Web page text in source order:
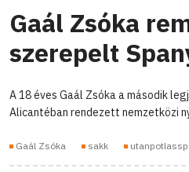
Gaál Zsóka
szerepelt
A 18 éves Gaál Zsóka a második
Alicantéban rendezett nemzetközi
Gaál Zsóka sakk